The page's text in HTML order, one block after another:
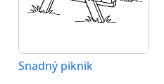
Snadný piknik